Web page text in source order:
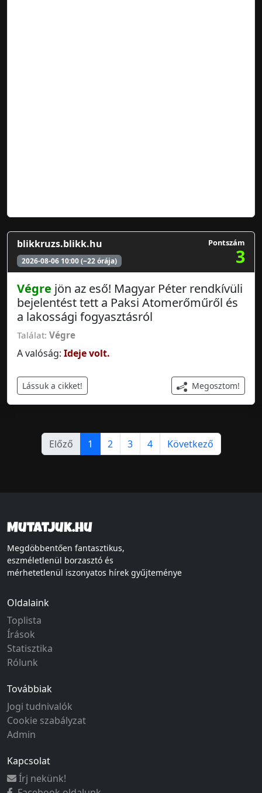
blikkruzs.blikk.hu
2026-08-06 10:00 (~22 órája)
Pontszám
3
Végre jön az eső! Magyar Péter rendkívüli
bejelentést tett a Paksi Atomerőműről és
a lakossági fogyasztásról
Találat: Végre
A valóság: Ideje volt.
Lássuk a cikket! Megosztom!
Előző 1 2 3 4 Következő
Mutatjuk.hu
Megdöbbentően fantasztikus,
eszméletlenül borzasztó és
mérhetetlenül iszonyatos hírek gyűjteménye
Oldalaink
Toplista
Írások
Statisztika
Rólunk
Továbbiak
Jogi tudnivalók
Cookie szabályzat
Admin
Kapcsolat
Írj nekünk!